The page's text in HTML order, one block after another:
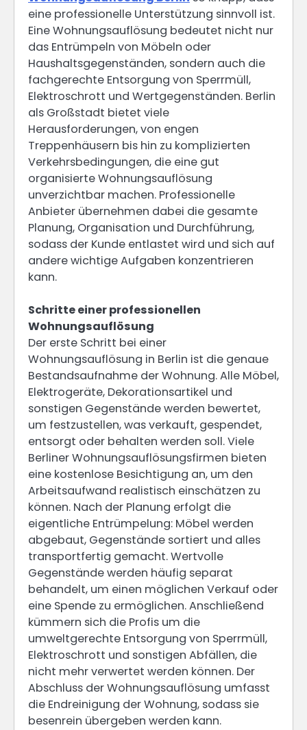
eine professionelle Unterstützung sinnvoll ist.
Eine Wohnungsauflösung bedeutet nicht nur
das Entrümpeln von Möbeln oder
Haushaltsgegenständen, sondern auch die
fachgerechte Entsorgung von Sperrmüll,
Elektroschrott und Wertgegenständen. Berlin
als Großstadt bietet viele
Herausforderungen, von engen
Treppenhäusern bis hin zu komplizierten
Verkehrsbedingungen, die eine gut
organisierte Wohnungsauflösung
unverzichtbar machen. Professionelle
Anbieter übernehmen dabei die gesamte
Planung, Organisation und Durchführung,
sodass der Kunde entlastet wird und sich auf
andere wichtige Aufgaben konzentrieren
kann.
Schritte einer professionellen
Wohnungsauflösung
Der erste Schritt bei einer
Wohnungsauflösung in Berlin ist die genaue
Bestandsaufnahme der Wohnung. Alle Möbel,
Elektrogeräte, Dekorationsartikel und
sonstigen Gegenstände werden bewertet,
um festzustellen, was verkauft, gespendet,
entsorgt oder behalten werden soll. Viele
Berliner Wohnungsauflösungsfirmen bieten
eine kostenlose Besichtigung an, um den
Arbeitsaufwand realistisch einschätzen zu
können. Nach der Planung erfolgt die
eigentliche Entrümpelung: Möbel werden
abgebaut, Gegenstände sortiert und alles
transportfertig gemacht. Wertvolle
Gegenstände werden häufig separat
behandelt, um einen möglichen Verkauf oder
eine Spende zu ermöglichen. Anschließend
kümmern sich die Profis um die
umweltgerechte Entsorgung von Sperrmüll,
Elektroschrott und sonstigen Abfällen, die
nicht mehr verwertet werden können. Der
Abschluss der Wohnungsauflösung umfasst
die Endreinigung der Wohnung, sodass sie
besenrein übergeben werden kann.